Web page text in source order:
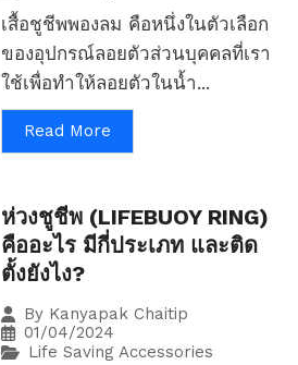
เสื้อชูชีพพองลม คือหนึ่งในตัวเลือก
ของอุปกรณ์ลอยตัวส่วนบุคคลที่เรา
ใช้เพื่อทำให้ลอยตัวในน้ำ...
Read More
ห่วงชูชีพ (LIFEBUOY RING)
คืออะไร มีกี่ประเภท และติด
ตั้งยังไง?
By Kanyapak Chaitip
01/04/2024
Life Saving Accessories